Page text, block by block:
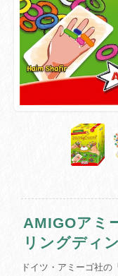
AMIGOアミ
リングディ
ドイツ・アミーゴ社の